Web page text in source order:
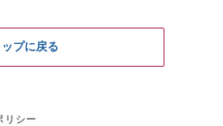
プに戻る
リシー